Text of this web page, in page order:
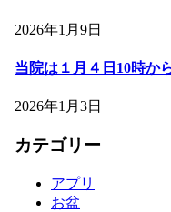
2026年1月9日
当院は１月４日10時か
2026年1月3日
カテゴリー
アプリ
お盆